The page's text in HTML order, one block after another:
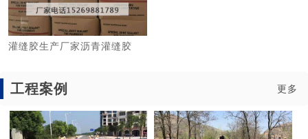
灌缝胶生产厂家沥青灌缝胶
工程案例 更多